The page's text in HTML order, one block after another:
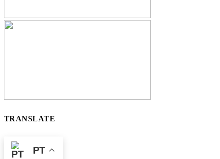
TRANSLATE
PT